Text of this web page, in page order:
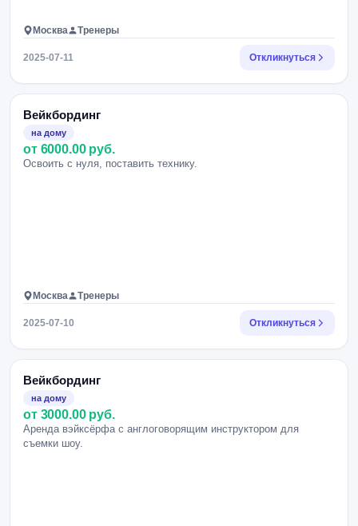
Москва Тренеры
2025-07-11 Откликнуться
Вейкбординг
на дому
от 6000.00 руб.
Освоить с нуля, поставить технику.
Москва Тренеры
2025-07-10 Откликнуться
Вейкбординг
на дому
от 3000.00 руб.
Аренда вэйксёрфа с англоговорящим инструктором для
съемки шоу.